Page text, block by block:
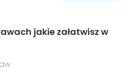
jakie załatwisz w